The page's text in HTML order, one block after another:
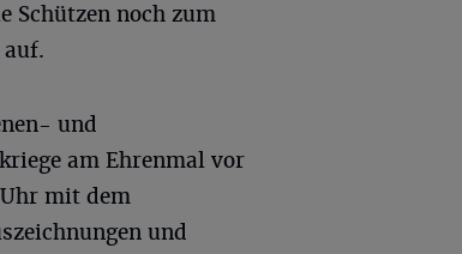
Schützen noch zum
und
am Ehrenmal vor
mit dem
und